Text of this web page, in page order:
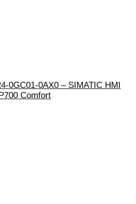
0GC01-0AX0 – SIMATIC HMI
Comfort